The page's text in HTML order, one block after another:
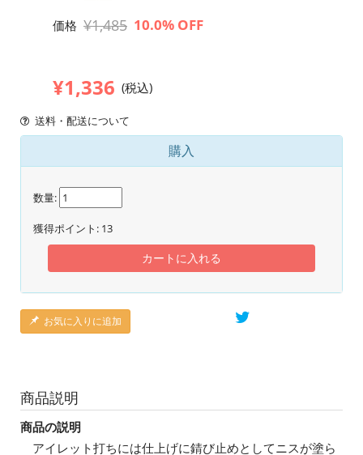
価格 ¥1,485 10.0% OFF
¥1,336 (税込)
送料・配送について
購入
数量:
獲得ポイント: 13
カートに入れる
お気に入りに追加
商品説明
商品の説明
アイレット打ちには仕上げに錆び止めとしてニスが塗ら